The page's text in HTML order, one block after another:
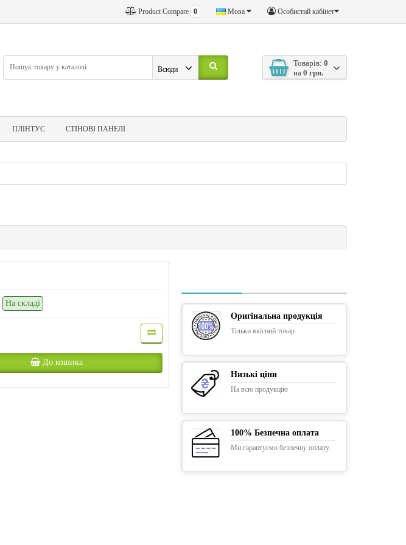
Особистий кабінет
Мова
Product Compare 0
Товарів: 0
на 0 грн.
Всюди
ПЛІНТУС СТІНОВІ ПАНЕЛІ
На складі
До кошика
Оригінальна продукція
Тільки якісний товар
Низькі ціни
На всю продукцію
100% Безпечна оплата
Ми гарантуємо безпечну оплату